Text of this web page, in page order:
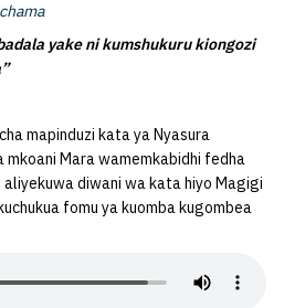
yake ni kumshukuru kiongozi
mapinduzi kata ya Nyasura
mkoani Mara wamemkabidhi fedha
diwani wa kata hiyo Magigi
fomu ya kuomba kugombea